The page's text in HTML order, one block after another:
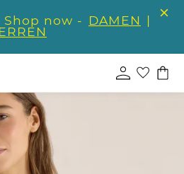
Shop now - DAMEN |